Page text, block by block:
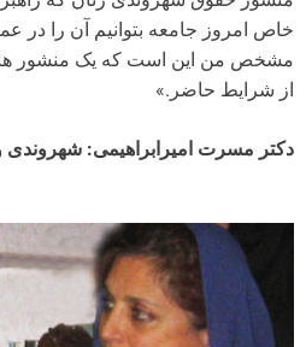
خاص امروز جامعه بتوانیم آن را در
مشخص من این است که یک منشور
از شرایط حاضر.»
دکتر مسرت امیرابراهیمی: شهروندی